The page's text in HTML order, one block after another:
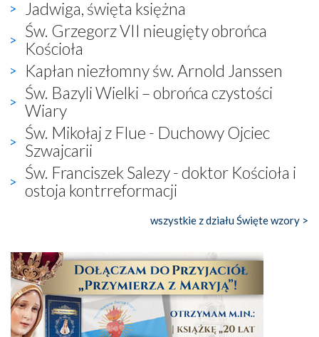
Jadwiga, święta księżna
Św. Grzegorz VII nieugięty obrońca
Kościoła
Kapłan niezłomny św. Arnold Janssen
Św. Bazyli Wielki – obrońca czystości
Wiary
Św. Mikołaj z Flue - Duchowy Ojciec
Szwajcarii
Św. Franciszek Salezy - doktor Kościoła i
ostoja kontrreformacji
wszystkie z działu Święte wzory >